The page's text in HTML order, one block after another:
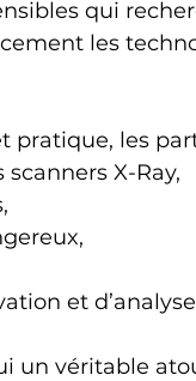
qui
les
pratique, les
X-Ray,
et
un véritable